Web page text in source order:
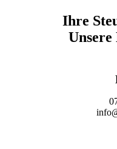
Ihre
Unsere